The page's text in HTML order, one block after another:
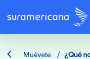
Muévete / ¿Qué